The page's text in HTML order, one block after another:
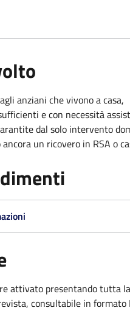
anziani che vivono a casa,
e con necessità
dal solo intervento
un ricovero in RSA o
attivato presentando tutta la
consultabile in formato